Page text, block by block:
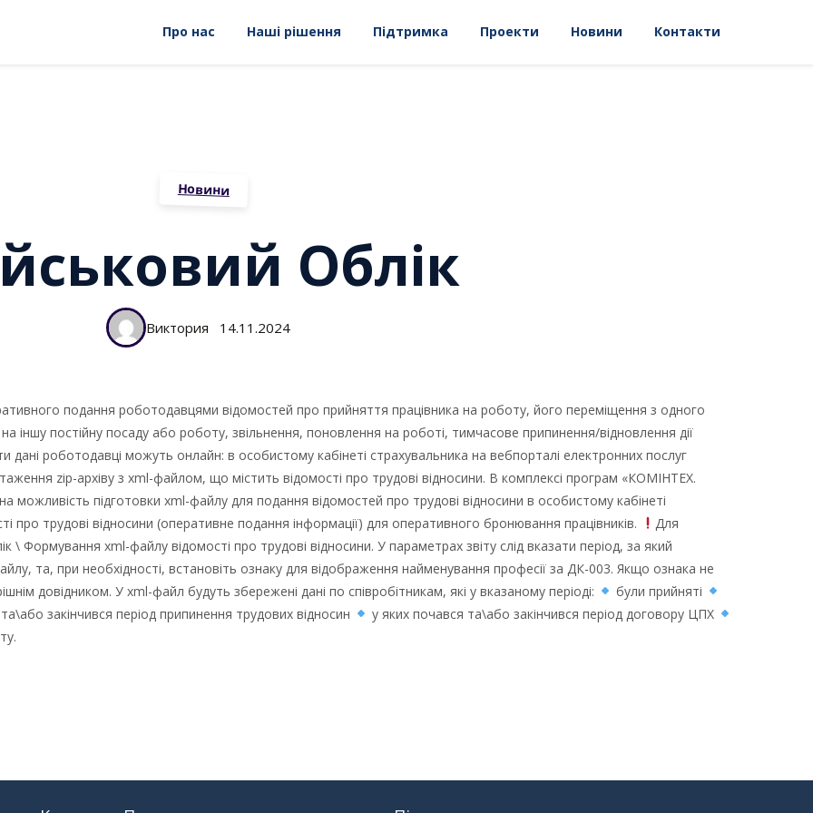
Про нас Наші рішення Підтримка Проекти Новини Контакти
Новини
Облік
Виктория 14.11.2024
подання роботодавцями відомостей про прийняття працівника на роботу, його переміщення з одного
іншу постійну посаду або роботу, звільнення, поновлення на роботі, тимчасове припинення/відновлення дії
роботодавці можуть онлайн: в особистому кабінеті страхувальника на вебпорталі електронних послуг
zip-архіву з xml-файлом, що містить відомості про трудові відносини. В комплексі програм «КОМІНТЕХ.
підготовки xml-файлу для подання відомостей про трудові відносини в особистому кабінеті
про трудові відносини (оперативне подання інформації) для оперативного бронювання працівників.
Для
\ Формування xml-файлу відомості про трудові відносини. У параметрах звіту слід вказати період, за який
та, при необхідності, встановіть ознаку для відображення найменування професії за ДК-003. Якщо ознака не
довідником. У xml-файл будуть збережені дані по співробітникам, які у вказаному періоді:
були прийняті
закінчився період припинення трудових відносин
у яких почався та\або закінчився період договору ЦПХ